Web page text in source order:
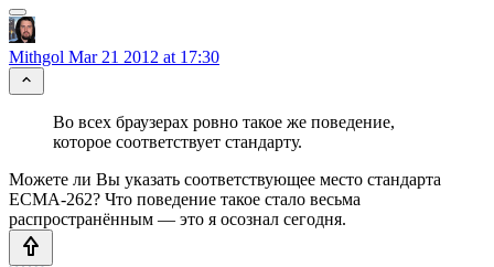
Mithgol Mar 21 2012 at 17:30
Во всех браузерах ровно такое же поведение,
которое соответствует стандарту.
Можете ли Вы указать соответствующее место стандарта
ECMA-262? Что поведение такое стало весьма
распространённым — это я осознал сегодня.